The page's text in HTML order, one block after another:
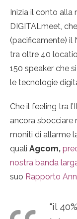
Inizia il conto alla
DIGITALmeet,
(pacificamente) il
tra oltre 40
150 speaker che
le tecnologie
Che il feeling tra
ancora sbocciare
moniti di allarme
quali Agcom,
nostra banda
suo Rapporto
“il